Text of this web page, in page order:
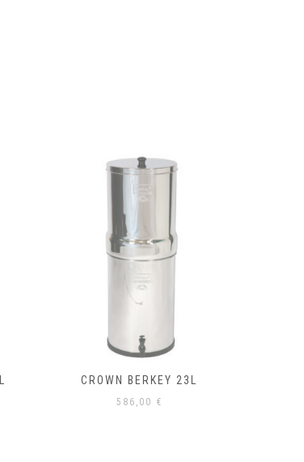
CROWN BERKEY 23L
586,00 €